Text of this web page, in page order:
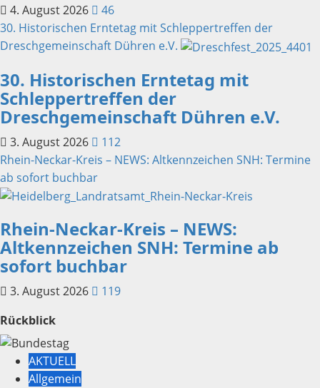
4. August 2026
46
30. Historischen Erntetag mit Schleppertreffen der
Dreschgemeinschaft Dühren e.V.
30. Historischen Erntetag mit
Schleppertreffen der
Dreschgemeinschaft Dühren e.V.
3. August 2026
112
Rhein-Neckar-Kreis – NEWS: Altkennzeichen SNH: Termine
ab sofort buchbar
Rhein-Neckar-Kreis – NEWS:
Altkennzeichen SNH: Termine ab
sofort buchbar
3. August 2026
119
Rückblick
AKTUELL
Allgemein